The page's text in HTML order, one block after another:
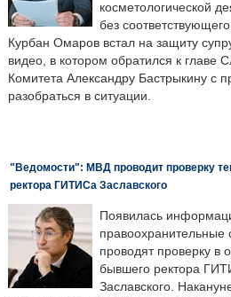
косметологической
без
Курбан Омаров встал на защиту
видео, в котором обратился к главе
Комитета Александру Бастрыкину с
разобраться в ситуации.
"Ведомости": МВД проводит проверку
ректора ГИТИСа Заславского
Появилась
правоохранительные
проводят проверку в
бывшего ректора
Заславского.